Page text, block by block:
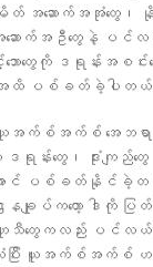
အဆောက်အအုံတွေ၊
ဆောက်အဦတွေနဲ့ ပင်
ာတွေကို ဒရုန်းအစင်
ထိ ပစ်ခတ်ခဲ့ပါတယ်
ယူအက်စ်အက်စ် အေဘ
ဒရုန်းတွေ၊ ဒုံးကျည်
င် ပစ်ခတ်နိုင်ခဲ့တယ်
ပ်ကတော့ ဒါကို ပြတ်ပြ
တွေကလည်း ပင်လယ်
းပြီး ယူအက်စ်အက်စ်